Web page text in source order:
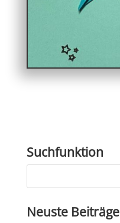
Suchfunktion
Neuste Beiträge